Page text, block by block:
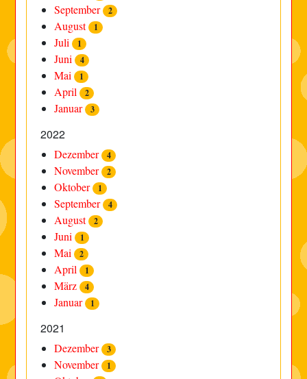
September 2
August 1
Juli 1
Juni 4
Mai 1
April 2
Januar 3
2022
Dezember 4
November 2
Oktober 1
September 4
August 2
Juni 1
Mai 2
April 1
März 4
Januar 1
2021
Dezember 3
November 1